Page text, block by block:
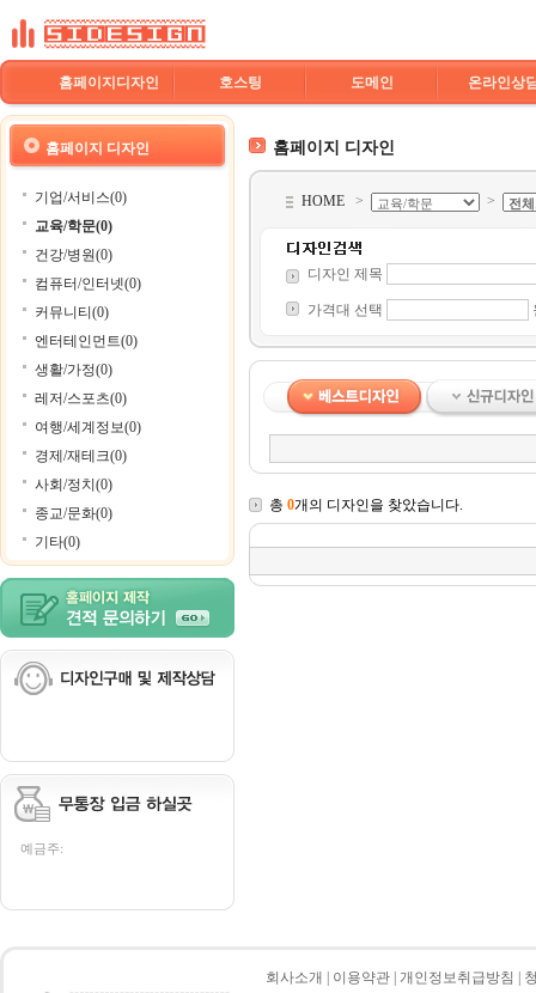
홈페이지디자인 호스팅 도메인 온라인상
홈페이지 디자인
기업/서비스(0)
교육/학문(0)
건강/병원(0)
컴퓨터/인터넷(0)
커뮤니티(0)
엔터테인먼트(0)
생활/가정(0)
레저/스포츠(0)
여행/세계정보(0)
경제/재테크(0)
사회/정치(0)
종교/문화(0)
기타(0)
예금주:
홈페이지 디자인
HOME > >
디자인 제목
가격대 선택
총 0개의 디자인을 찾았습니다.
회사소개 이용약관 개인정보취급방침